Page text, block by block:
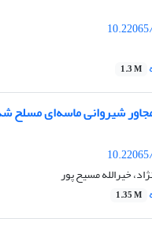
1.3 M
شیروانی ماسه‌ای مسلح
خیرالله مسیح پور
1.35 M